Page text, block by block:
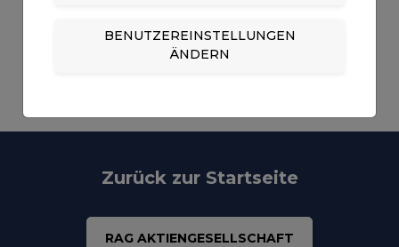
Zurück zur Übersicht
Zurück zur Startseite
RAG AKTIENGESELLSCHAFT
BENUTZEREINSTELLUNGEN
ÄNDERN